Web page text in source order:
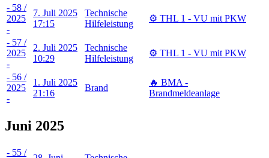
- 58 /
2025
-
7. Juli 2025
17:15
Technische
Hilfeleistung
⚙️ THL 1 - VU mit PKW
- 57 /
2025
-
2. Juli 2025
10:29
Technische
Hilfeleistung
⚙️ THL 1 - VU mit PKW
- 56 /
2025
-
1. Juli 2025
21:16
Brand
🔥 BMA -
Brandmeldeanlage
Juni 2025
- 55 /